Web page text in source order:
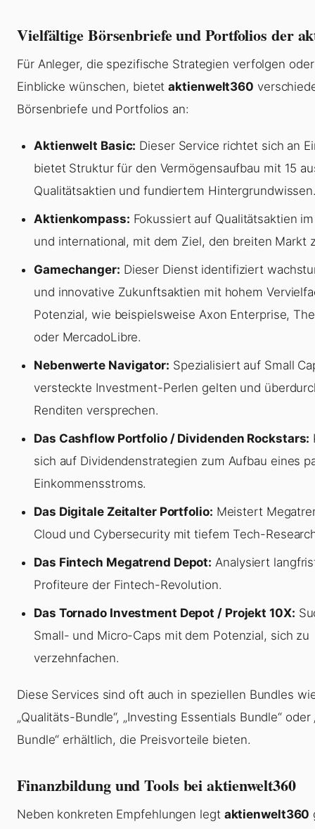
Vielfältige Börsenbriefe und Portfolios der
Für Anleger, die spezifische Strategien verfolgen
Einblicke wünschen, bietetaktienwelt360
Börsenbriefe und Portfolios an:
Aktienwelt Basic: Dieser Service richtet sich an
bietet Struktur für den Vermögensaufbau mit 15
Qualitätsaktien und fundiertem
Aktienkompass: Fokussiert auf Qualitätsaktien
und international, mit dem Ziel, den breiten Markt
Gamechanger: Dieser Dienst identifiziert
und innovative Zukunftsaktien mit hohem
Potenzial, wie beispielsweise Axon Enterprise,
oder MercadoLibre.
Nebenwerte Navigator: Spezialisiert auf Small
versteckte Investment-Perlen gelten und
Renditen versprechen.
Das Cashflow Portfolio / Dividenden Rockstars:
sich auf Dividendenstrategien zum Aufbau eines
Einkommensstroms.
Das Digitale Zeitalter Portfolio: Meistert
Cloud und Cybersecurity mit tiefem Tech-
Das Fintech Megatrend Depot: Analysiert
Profiteure der Fintech-Revolution.
Das Tornado Investment Depot / Projekt 10X:
Small- und Micro-Caps mit dem Potenzial, sich zu
verzehnfachen.
Diese Services sind oft auch in speziellen Bundles
„Qualitäts-Bundle“, „Investing Essentials Bundle“
Bundle“ erhältlich, die Preisvorteile bieten.
Finanzbildung und Tools bei aktienwelt360
Neben konkreten Empfehlungen legt aktienwelt360